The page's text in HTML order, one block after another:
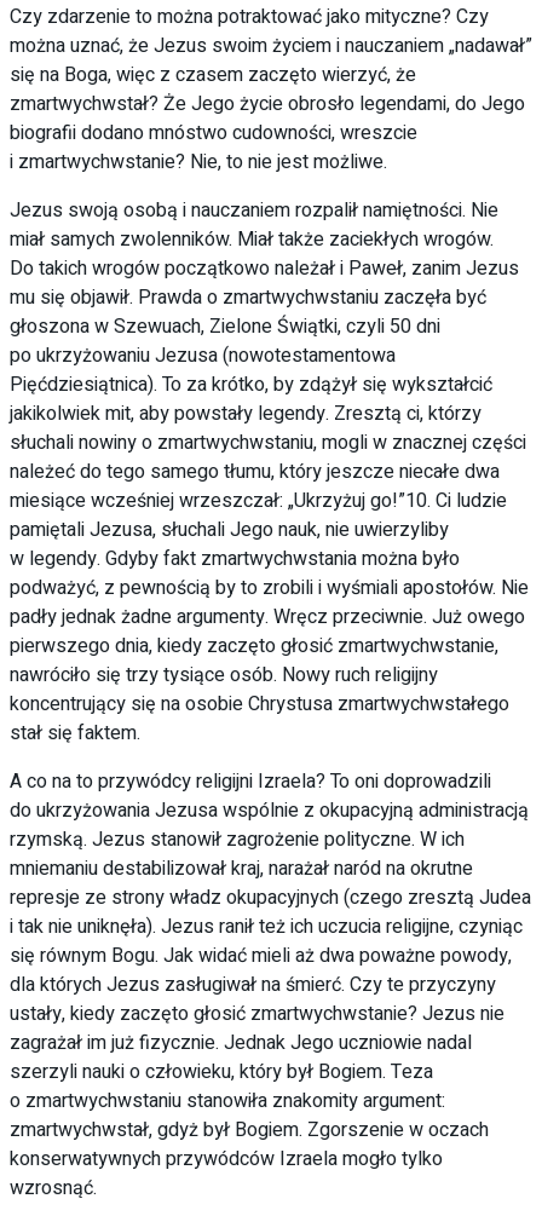
Czy zdarzenie to można potraktować jako mityczne? Czy
można uznać, że Jezus swoim życiem i nauczaniem „nadawał”
się na Boga, więc z czasem zaczęto wierzyć, że
zmartwychwstał? Że Jego życie obrosło legendami, do Jego
biografii dodano mnóstwo cudowności, wreszcie
i zmartwychwstanie? Nie, to nie jest możliwe.
Jezus swoją osobą i nauczaniem rozpalił namiętności. Nie
miał samych zwolenników. Miał także zaciekłych wrogów.
Do takich wrogów początkowo należał i Paweł, zanim Jezus
mu się objawił. Prawda o zmartwychwstaniu zaczęła być
głoszona w Szewuach, Zielone Świątki, czyli 50 dni
po ukrzyżowaniu Jezusa (nowotestamentowa
Pięćdziesiątnica). To za krótko, by zdążył się wykształcić
jakikolwiek mit, aby powstały legendy. Zresztą ci, którzy
słuchali nowiny o zmartwychwstaniu, mogli w znacznej części
należeć do tego samego tłumu, który jeszcze niecałe dwa
miesiące wcześniej wrzeszczał: „Ukrzyżuj go!”10. Ci ludzie
pamiętali Jezusa, słuchali Jego nauk, nie uwierzyliby
w legendy. Gdyby fakt zmartwychwstania można było
podważyć, z pewnością by to zrobili i wyśmiali apostołów. Nie
padły jednak żadne argumenty. Wręcz przeciwnie. Już owego
pierwszego dnia, kiedy zaczęto głosić zmartwychwstanie,
nawróciło się trzy tysiące osób. Nowy ruch religijny
koncentrujący się na osobie Chrystusa zmartwychwstałego
stał się faktem.
A co na to przywódcy religijni Izraela? To oni doprowadzili
do ukrzyżowania Jezusa wspólnie z okupacyjną administracją
rzymską. Jezus stanowił zagrożenie polityczne. W ich
mniemaniu destabilizował kraj, narażał naród na okrutne
represje ze strony władz okupacyjnych (czego zresztą Judea
i tak nie uniknęła). Jezus ranił też ich uczucia religijne, czyniąc
się równym Bogu. Jak widać mieli aż dwa poważne powody,
dla których Jezus zasługiwał na śmierć. Czy te przyczyny
ustały, kiedy zaczęto głosić zmartwychwstanie? Jezus nie
zagrażał im już fizycznie. Jednak Jego uczniowie nadal
szerzyli nauki o człowieku, który był Bogiem. Teza
o zmartwychwstaniu stanowiła znakomity argument:
zmartwychwstał, gdyż był Bogiem. Zgorszenie w oczach
konserwatywnych przywódców Izraela mogło tylko
wzrosnąć.